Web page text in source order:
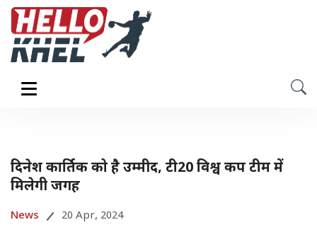
दिनेश कार्तिक को है उम्मीद, टी20 विश्व कप टीम में
मिलेगी जगह
News 20 Apr, 2024